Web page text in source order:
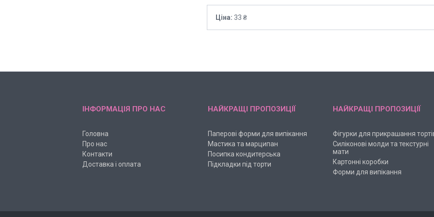
Ціна: 33 ₴
ІНФОРМАЦІЯ ПРО НАС
Головна
Про нас
Контакти
Доставка і оплата
НАЙКРАЩІ ПРОПОЗИЦІЇ
Паперові форми для випікання
Мастика та марципан
Посипка кондитерська
Підкладки під торти
НАЙКРАЩІ ПРОПОЗИЦІЇ
Фігурки для прикрашання
Силіконові молди та текстурні
мати
Картонні коробки
Форми для випікання